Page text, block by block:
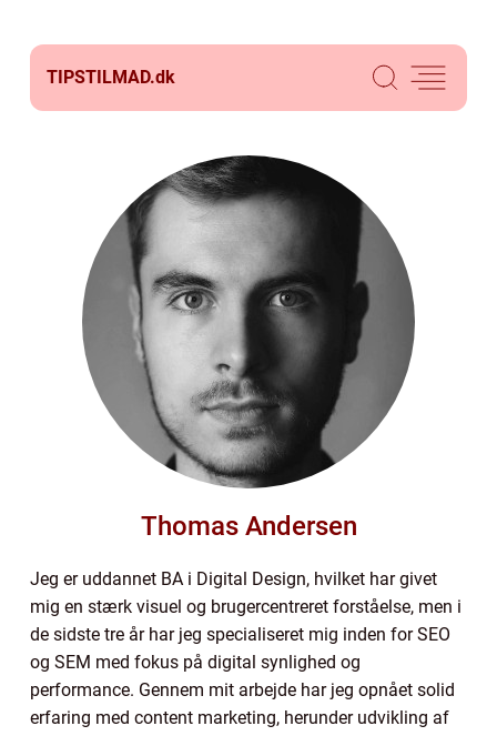
TIPSTILMAD.dk
Thomas Andersen
Jeg er uddannet BA i Digital Design, hvilket har givet
mig en stærk visuel og brugercentreret forståelse, men i
de sidste tre år har jeg specialiseret mig inden for SEO
og SEM med fokus på digital synlighed og
performance. Gennem mit arbejde har jeg opnået solid
erfaring med content marketing, herunder udvikling af